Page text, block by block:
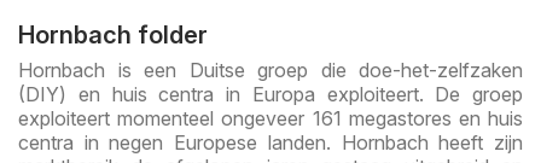
Hornbach folder
Hornbach is een Duitse groep die doe-het-zelfzaken
(DIY) en huis centra in Europa exploiteert. De groep
exploiteert momenteel ongeveer 161 megastores en huis
centra in negen Europese landen. Hornbach heeft zijn